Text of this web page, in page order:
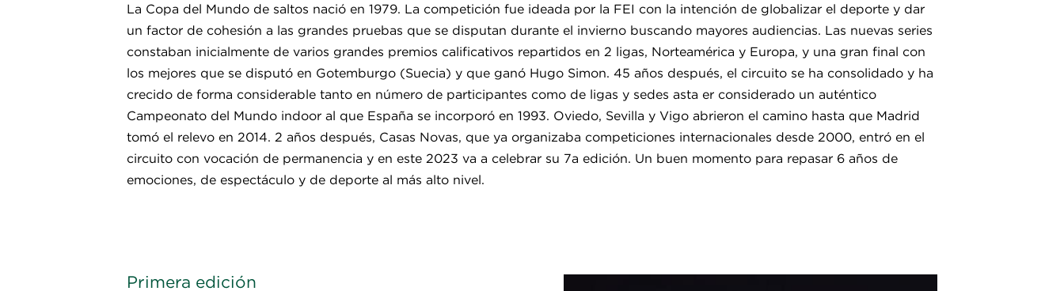
La Copa del Mundo de saltos nació en 1979. La competición fue ideada por la FEI con la intención de globalizar el deporte y dar
un factor de cohesión a las grandes pruebas que se disputan durante el invierno buscando mayores audiencias. Las nuevas series
constaban inicialmente de varios grandes premios calificativos repartidos en 2 ligas, Norteamérica y Europa, y una gran final con
los mejores que se disputó en Gotemburgo (Suecia) y que ganó Hugo Simon. 45 años después, el circuito se ha consolidado y ha
crecido de forma considerable tanto en número de participantes como de ligas y sedes asta er considerado un auténtico
Campeonato del Mundo indoor al que España se incorporó en 1993. Oviedo, Sevilla y Vigo abrieron el camino hasta que Madrid
tomó el relevo en 2014. 2 años después, Casas Novas, que ya organizaba competiciones internacionales desde 2000, entró en el
circuito con vocación de permanencia y en este 2023 va a celebrar su 7a edición. Un buen momento para repasar 6 años de
emociones, de espectáculo y de deporte al más alto nivel.
Primera edición